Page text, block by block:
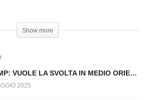
AI FUNERALI DEL PAPA
DEL GENOCIDIO A GAZA
Show more
TRUMP: VUOLE LA SVOLTA IN MEDIO ORIENTE Fuori dal Virus n.1507.SP
2025